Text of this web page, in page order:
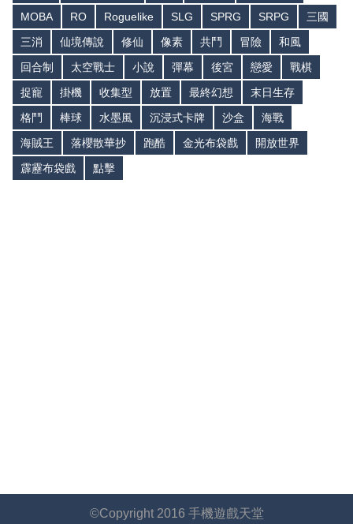
MOBA
RO Roguelike SLG SPRG SRPG
三國
三消
仙境傳說 修仙 像素 共鬥 冒險
和風
回合制
太空戰士 小說 彈幕 後宮 戀愛
戰棋
捉寵
掛機 收集型 放置 最終幻想
末日生存
格鬥
棒球 水墨風 沉浸式卡牌 沙盒
海戰
海賊王
落櫻散華抄 跑酷 金光布袋戲
開放世界
霹靂布袋戲
點擊
©Copyright 2016 手機遊戲天堂